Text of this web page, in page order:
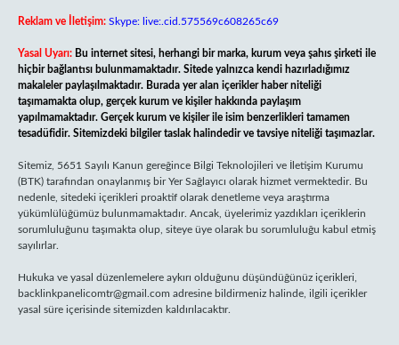
Reklam ve İletişim: Skype: live:.cid.575569c608265c69
Yasal Uyarı: Bu internet sitesi, herhangi bir marka, kurum veya şahıs şirketi ile
hiçbir bağlantısı bulunmamaktadır. Sitede yalnızca kendi hazırladığımız
makaleler paylaşılmaktadır. Burada yer alan içerikler haber niteliği
taşımamakta olup, gerçek kurum ve kişiler hakkında paylaşım
yapılmamaktadır. Gerçek kurum ve kişiler ile isim benzerlikleri tamamen
tesadüfidir. Sitemizdeki bilgiler taslak halindedir ve tavsiye niteliği taşımazlar.
Sitemiz, 5651 Sayılı Kanun gereğince Bilgi Teknolojileri ve İletişim Kurumu
(BTK) tarafından onaylanmış bir Yer Sağlayıcı olarak hizmet vermektedir. Bu
nedenle, sitedeki içerikleri proaktif olarak denetleme veya araştırma
yükümlülüğümüz bulunmamaktadır. Ancak, üyelerimiz yazdıkları içeriklerin
sorumluluğunu taşımakta olup, siteye üye olarak bu sorumluluğu kabul etmiş
sayılırlar.
Hukuka ve yasal düzenlemelere aykırı olduğunu düşündüğünüz içerikleri,
backlinkpanelicomtr@gmail.com adresine bildirmeniz halinde, ilgili içerikler
yasal süre içerisinde sitemizden kaldırılacaktır.